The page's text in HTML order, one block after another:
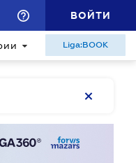
ВОЙТИ
Liga:BOOK